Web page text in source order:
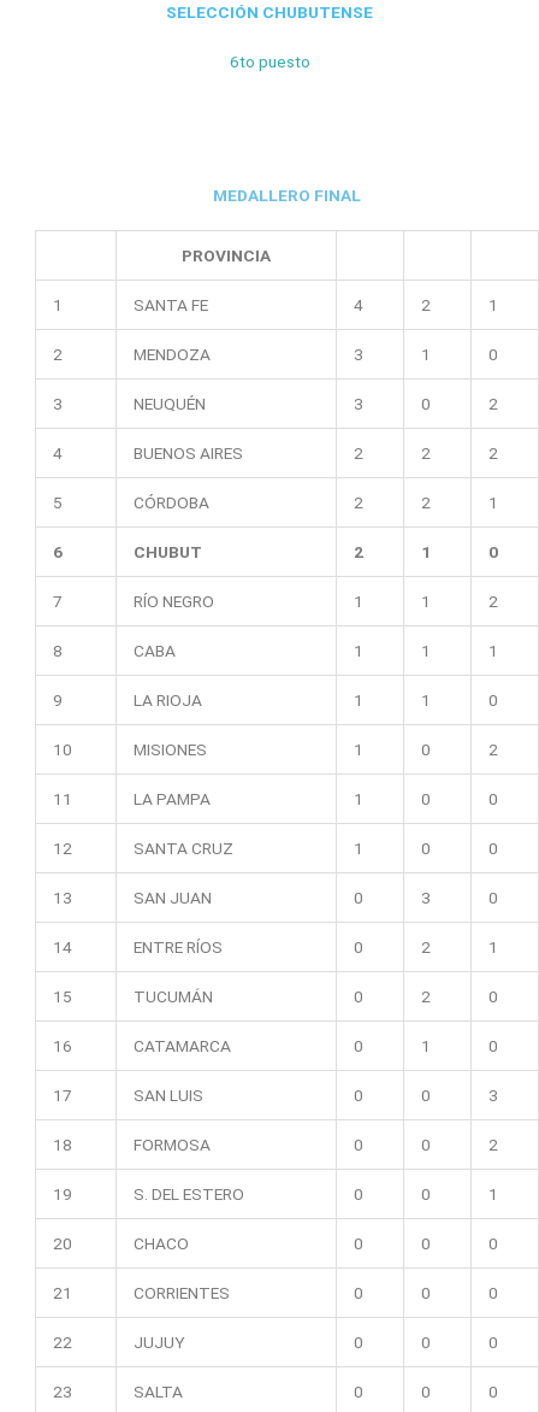
SELECCIÓN CHUBUTENSE
6to puesto
MEDALLERO FINAL
PROVINCIA
1 SANTA FE 4 2 1
2 MENDOZA 3 1 0
3 NEUQUÉN 3 0 2
4 BUENOS AIRES 2 2 2
5 CÓRDOBA 2 2 1
6 CHUBUT 2 1 0
7 RÍO NEGRO 1 1 2
8 CABA 1 1 1
9 LA RIOJA 1 1 0
10 MISIONES 1 0 2
11 LA PAMPA 1 0 0
12 SANTA CRUZ 1 0 0
13 SAN JUAN 0 3 0
14 ENTRE RÍOS 0 2 1
15 TUCUMÁN 0 2 0
16 CATAMARCA 0 1 0
17 SAN LUIS 0 0 3
18 FORMOSA 0 0 2
19 S. DEL ESTERO 0 0 1
20 CHACO 0 0 0
21 CORRIENTES 0 0 0
22 JUJUY 0 0 0
23 SALTA 0 0 0